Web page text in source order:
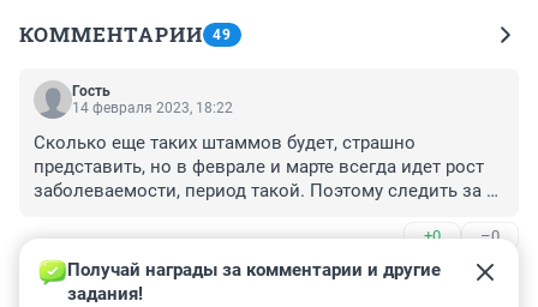
КОММЕНТАРИИ 49
Гость
14 февраля 2023, 18:22
Сколько еще таких штаммов будет, страшно
представить, но в феврале и марте всегда идет рост
заболеваемости, период такой. Поэтому следить за
витамины конечно, я детям всегда в демисезон
витамишки иммуно покупаю, они их обожают. На вид
как обычные фруктовые мармеладки, а при этом
+0 –0
Гость
4 февраля 2023, 05:08
Получай награды за комментарии и другие
задания!